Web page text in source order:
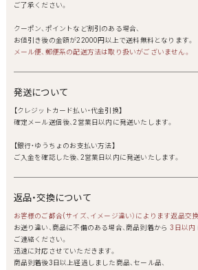
ご了承ください。
クーポン、ポイントなど割引のある場合、
お値引き後の金額が22000円以上で送料無料となります。
メール便、郵便系の配送方法は取り扱いがございません。
発送について
【クレジットカード払い・代金引換】
確定メール送信後、2営業日以内に発送いたします。
【銀行・ゆうちょのお支払い方法】
ご入金を確認した後、2営業日以内に発送いたします。
返品・交換について
お客様のご都合(サイズ、イメージ違い）によります返品交
お送り違い、商品に不備のある場合、商品到着から3日以内
ご連絡ください。
迅速に対応させていただきます。
商品到着後3日以上経過しました商品、セール品、